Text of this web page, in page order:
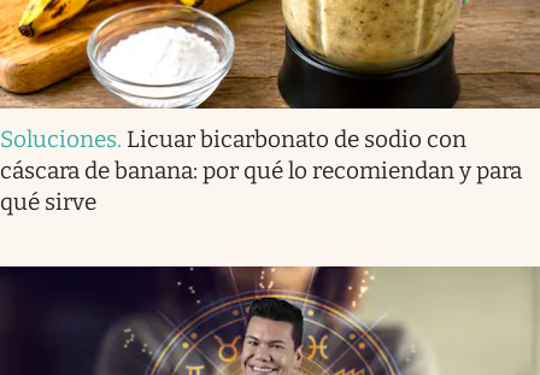
Soluciones. Licuar bicarbonato de sodio con
cáscara de banana: por qué lo recomiendan y para
qué sirve